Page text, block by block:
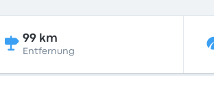
99 km
Entfernung